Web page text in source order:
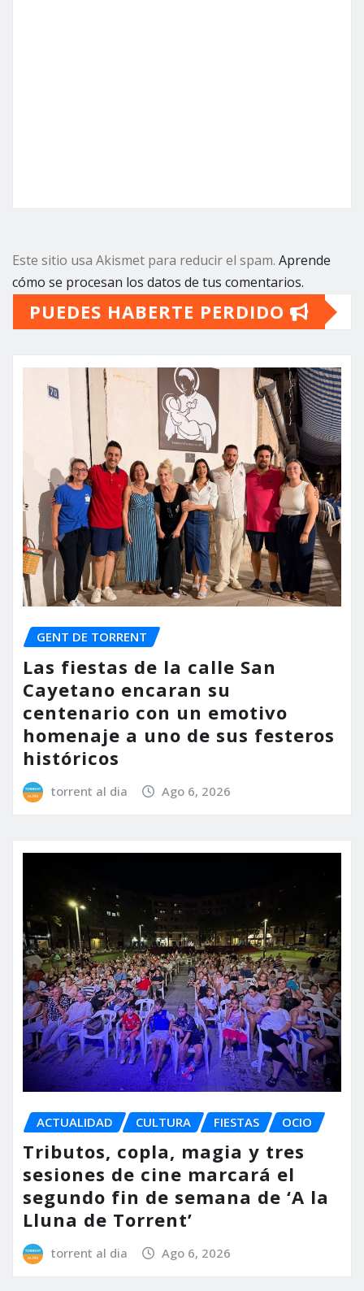
Este sitio usa Akismet para reducir el spam. Aprende
cómo se procesan los datos de tus comentarios.
PUEDES HABERTE PERDIDO
GENT DE TORRENT
Las fiestas de la calle San
Cayetano encaran su
centenario con un emotivo
homenaje a uno de sus festeros
históricos
torrent al dia Ago 6, 2026
ACTUALIDAD CULTURA FIESTAS OCIO
Tributos, copla, magia y tres
sesiones de cine marcará el
segundo fin de semana de ‘A la
Lluna de Torrent’
torrent al dia Ago 6, 2026